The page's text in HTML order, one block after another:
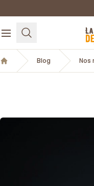
Ouvrir le menuRechercher
Accueil
Blog Nos